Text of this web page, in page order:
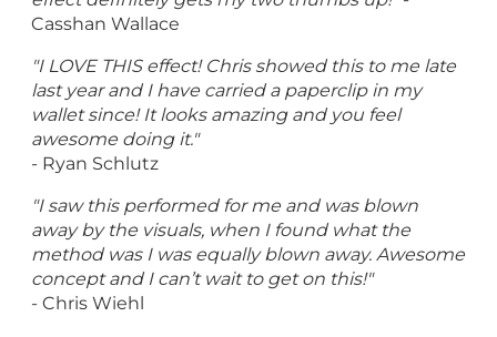
Casshan Wallace
"I LOVE THIS effect! Chris showed this to me late
last year and I have carried a paperclip in my
wallet since! It looks amazing and you feel
awesome doing it."
- Ryan Schlutz
"I saw this performed for me and was blown
away by the visuals, when I found what the
method was I was equally blown away. Awesome
concept and I can’t wait to get on this!"
- Chris Wiehl